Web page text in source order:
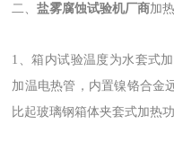
二、盐雾腐蚀试验机厂商加
1、箱内试验温度为水套式
加温电热管，内置镍铬合金
比起玻璃钢箱体夹套式加热